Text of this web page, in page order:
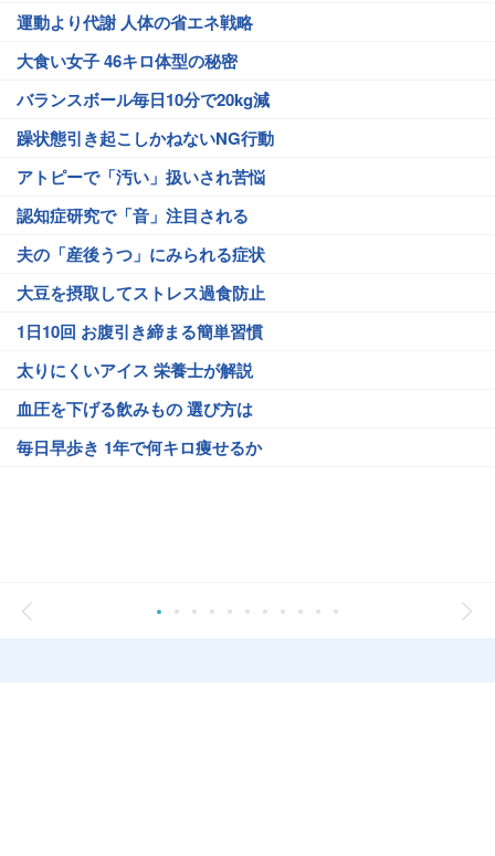
運動より代謝 人体の省エネ戦略
大食い女子 46キロ体型の秘密
バランスボール毎日10分で20kg減
躁状態引き起こしかねないNG行動
アトピーで「汚い」扱いされ苦悩
認知症研究で「音」注目される
夫の「産後うつ」にみられる症状
大豆を摂取してストレス過食防止
1日10回 お腹引き締まる簡単習慣
太りにくいアイス 栄養士が解説
血圧を下げる飲みもの 選び方は
毎日早歩き 1年で何キロ痩せるか